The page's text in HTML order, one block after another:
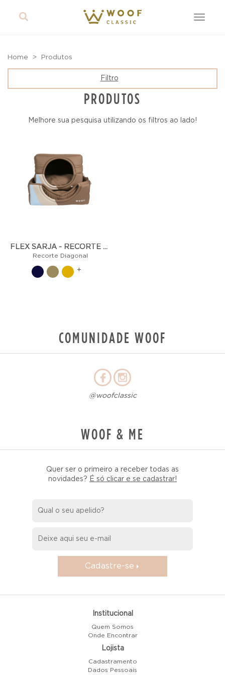
Toggle
Home Produtos
Filtro
PRODUTOS
Melhore sua pesquisa utilizando os filtros ao lado!
FLEX SARJA - RECORTE DIAGONAL
Recorte Diagonal
+
COMUNIDADE WOOF
@woofclassic
WOOF & ME
Quer ser o primeiro a receber todas as
novidades? É só clicar e se cadastrar!
Cadastre-se
Institucional
Quem Somos
Onde Encontrar
Lojista
Cadastramento
Dados Pessoais